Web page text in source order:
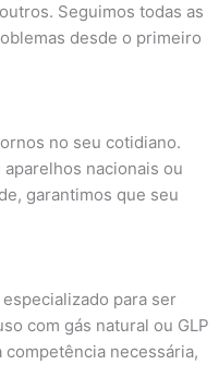
Seguimos todas as
desde o primeiro
no seu cotidiano.
nacionais ou
garantimos que seu
para ser
com gás natural ou GLP
necessária,